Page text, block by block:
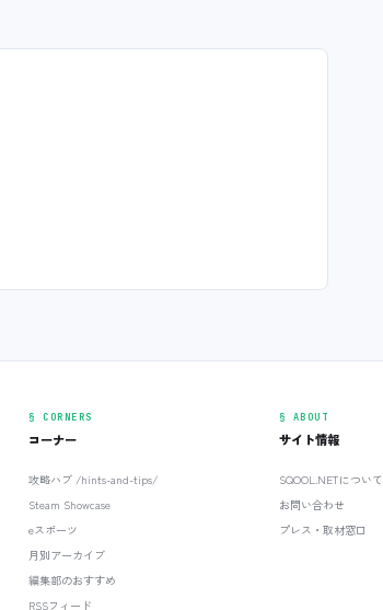
§ CORNERS
コーナー
攻略ハブ /hints-and-tips/
Steam Showcase
eスポーツ
月別アーカイブ
編集部のおすすめ
RSSフィード
§ ABOUT
サイト情報
SQOOL.NETについて
お問い合わせ
プレス・取材窓口